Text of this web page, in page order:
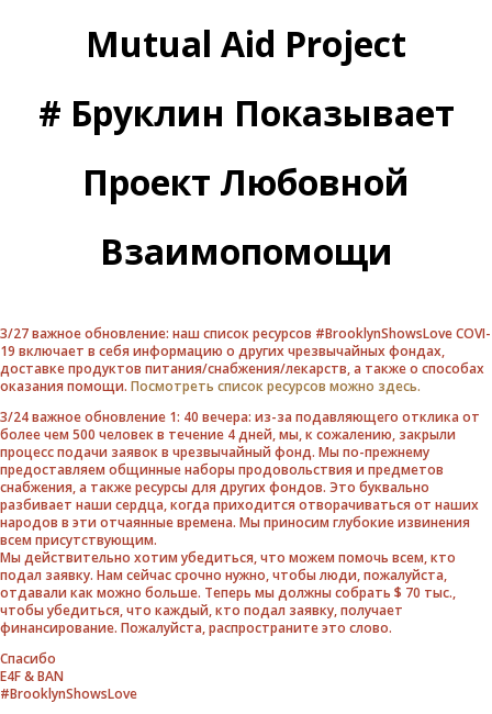
Mutual Aid Project
# Бруклин Показывает
Проект Любовной
Взаимопомощи
3/27 важное обновление: наш список ресурсов #BrooklynShowsLove COVI-
19 включает в себя информацию о других чрезвычайных фондах,
доставке продуктов питания/снабжения/лекарств, а также о способах
оказания помощи. Посмотреть список ресурсов можно здесь.
3/24 важное обновление 1: 40 вечера: из-за подавляющего отклика от
более чем 500 человек в течение 4 дней, мы, к сожалению, закрыли
процесс подачи заявок в чрезвычайный фонд. Мы по-прежнему
предоставляем общинные наборы продовольствия и предметов
снабжения, а также ресурсы для других фондов. Это буквально
разбивает наши сердца, когда приходится отворачиваться от наших
народов в эти отчаянные времена. Мы приносим глубокие извинения
всем присутствующим.
Мы действительно хотим убедиться, что можем помочь всем, кто
подал заявку. Нам сейчас срочно нужно, чтобы люди, пожалуйста,
отдавали как можно больше. Теперь мы должны собрать $ 70 тыс.,
чтобы убедиться, что каждый, кто подал заявку, получает
финансирование. Пожалуйста, распространите это слово.
Спасибо
E4F & BAN
#BrooklynShowsLove